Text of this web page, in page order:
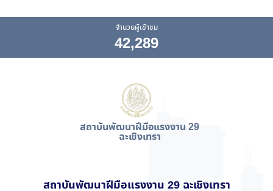
จำนวนผู้เข้าชม
42,289
สถาบันพัฒนาฝีมือแรงงาน 29
ฉะเชิงเทรา
สถาบันพัฒนาฝีมือแรงงาน 29 ฉะเชิงเทรา